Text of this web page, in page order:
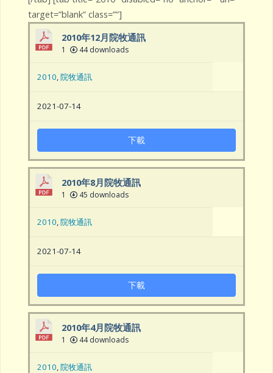
target=”blank” class=””]
2010年12月院牧通訊
1 44 downloads
2010,院牧通訊
2021-07-14
下載
2010年8月院牧通訊
1 45 downloads
2010,院牧通訊
2021-07-14
下載
2010年4月院牧通訊
1 44 downloads
2010,院牧通訊